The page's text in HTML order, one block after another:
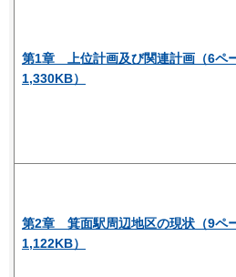
第1章 上位計画及び関連計画（6ペ
1,330KB）
第2章 箕面駅周辺地区の現状（9ペ
1,122KB）